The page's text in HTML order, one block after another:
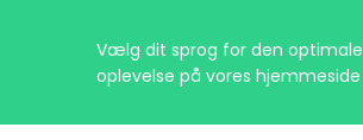
Vælg dit sprog for den optimale
oplevelse på vores hjemmeside